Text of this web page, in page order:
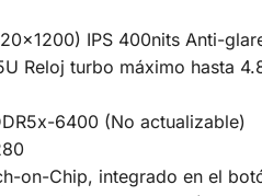
IPS 400nits Anti-
Reloj turbo máximo hasta
6400 (No actualizable)
on-Chip, integrado en el